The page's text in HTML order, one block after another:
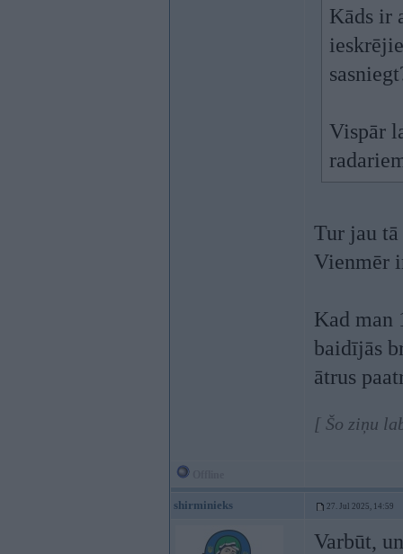
Kāds ir
Vispār
Tur jau
Vienmēr
Kad man
baidījās
ātrus
[ Šo ziņu
shirminieks 27. Jul 2025, 14:59
Varbūt,